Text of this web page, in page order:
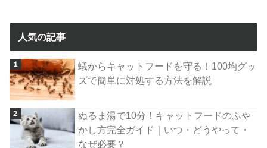
人気の記事
蟻からキャットフードを守る！100均グッ
ズで簡単に対処する方法を解説
ぬるま湯で10分！キャットフードのふや
かし方完全ガイド｜いつ・どうやって・
なぜ必要？